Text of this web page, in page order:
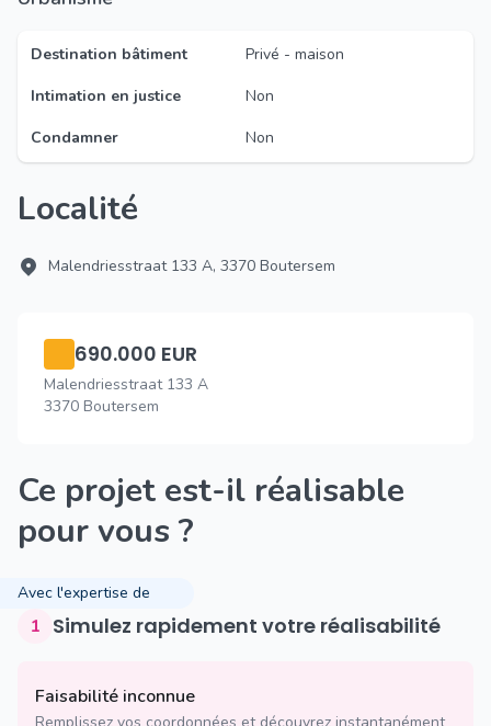
Destination bâtiment
Privé - maison
Intimation en justice
Non
Condamner
Non
Localité
Malendriesstraat 133 A, 3370 Boutersem
690.000 EUR
Malendriesstraat 133 A
3370 Boutersem
Ce projet est-il réalisable
pour vous ?
Avec l'expertise de
1 Simulez rapidement votre réalisabilité
Faisabilité inconnue